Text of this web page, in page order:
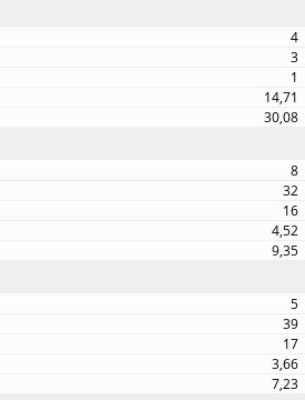
4
3
1
14,71
30,08
8
32
16
4,52
9,35
5
39
17
3,66
7,23